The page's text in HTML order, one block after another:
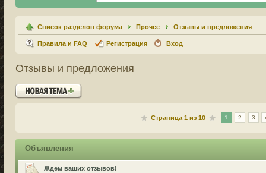
Список разделов форума Прочее Отзывы и предложения
Правила и FAQ Регистрация Вход
Отзывы и предложения
Новая тема
Страница1 из10 1 2 3
Объявления
Ждем ваших отзывов!